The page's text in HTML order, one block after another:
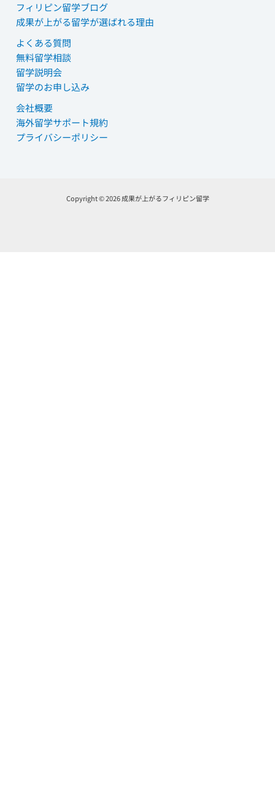
フィリピン留学ブログ
成果が上がる留学が選ばれる理由
よくある質問
無料留学相談
留学説明会
留学のお申し込み
会社概要
海外留学サポート規約
プライバシーポリシー
Copyright © 2026 成果が上がるフィリピン留学